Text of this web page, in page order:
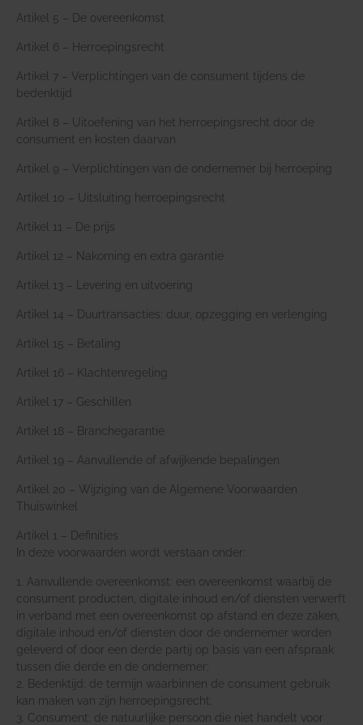
Artikel 5 – De overeenkomst
Artikel 6 – Herroepingsrecht
Artikel 7 – Verplichtingen van de consument tijdens de
bedenktijd
Artikel 8 – Uitoefening van het herroepingsrecht door de
consument en kosten daarvan
Artikel 9 – Verplichtingen van de ondernemer bij herroeping
Artikel 10 – Uitsluiting herroepingsrecht
Artikel 11 – De prijs
Artikel 12 – Nakoming en extra garantie
Artikel 13 – Levering en uitvoering
Artikel 14 – Duurtransacties: duur, opzegging en verlenging
Artikel 15 – Betaling
Artikel 16 – Klachtenregeling
Artikel 17 – Geschillen
Artikel 18 – Branchegarantie
Artikel 19 – Aanvullende of afwijkende bepalingen
Artikel 20 – Wijziging van de Algemene Voorwaarden
Thuiswinkel
Artikel 1 – Definities
In deze voorwaarden wordt verstaan onder:
1. Aanvullende overeenkomst: een overeenkomst waarbij de
consument producten, digitale inhoud en/of diensten verwerft
in verband met een overeenkomst op afstand en deze zaken,
digitale inhoud en/of diensten door de ondernemer worden
geleverd of door een derde partij op basis van een afspraak
tussen die derde en de ondernemer;
2. Bedenktijd: de termijn waarbinnen de consument gebruik
kan maken van zijn herroepingsrecht;
3. Consument: de natuurlijke persoon die niet handelt voor